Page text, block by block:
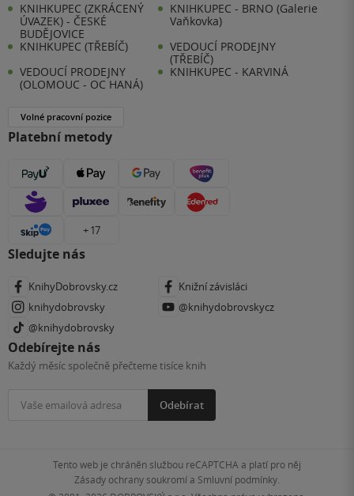
KNIHKUPEC (ZKRÁCENÝ
ÚVAZEK) - ČESKÉ
BUDĚJOVICE
KNIHKUPEC - BRNO (Galerie
Vaňkovka)
KNIHKUPEC (TŘEBÍČ)
VEDOUCÍ PRODEJNY
(TŘEBÍČ)
VEDOUCÍ PRODEJNY
(OLOMOUC - OC HANÁ)
KNIHKUPEC - KARVINÁ
Volné pracovní pozice
Platební metody
+ 17
Sledujte nás
KnihyDobrovsky.cz
Knižní závisláci
knihydobrovsky
@knihydobrovskycz
@knihydobrovsky
Odebírejte nás
Každý měsíc společně přečteme tisíce knih
Odebírat
Tento web je chráněn službou reCAPTCHA a platí pro něj
Zásady ochrany soukromía Smluvní podmínky